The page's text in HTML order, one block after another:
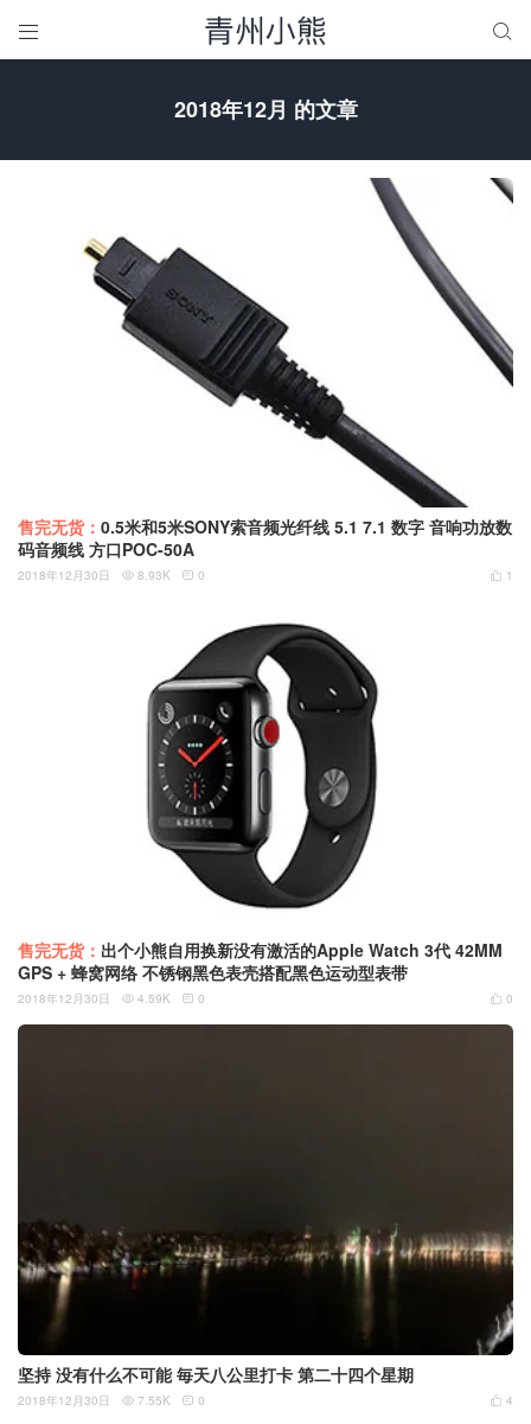
 
2018年12月 的文章
售完无货： 0.5米和5米SONY索音频光纤线 5.1 7.1 数字 音响功放数
码音频线 方口POC-50A
 1
2018年12月30日  8.93K  0
售完无货： 出个小熊自用换新没有激活的Apple Watch 3代 42MM
GPS + 蜂窝网络 不锈钢黑色表壳搭配黑色运动型表带
 0
2018年12月30日  4.59K  0
坚持 没有什么不可能 毎天八公里打卡 第二十四个星期
 4
2018年12月30日  7.55K  0